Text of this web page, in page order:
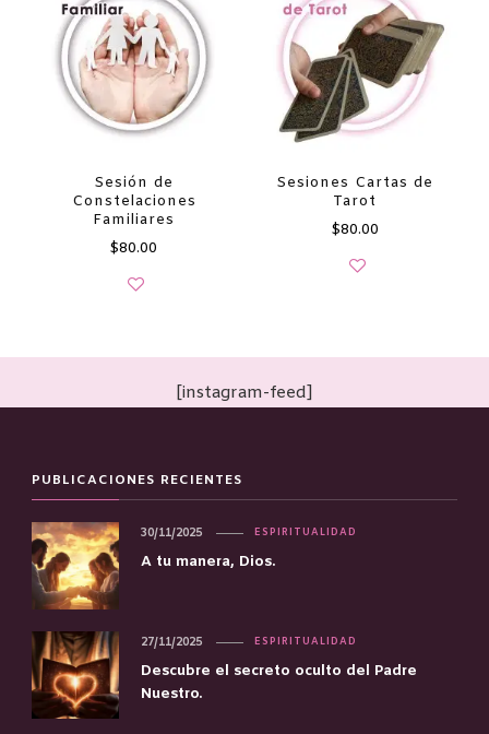
Sesión de
Constelaciones
Familiares
$80.00
Sesiones Cartas de
Tarot
$80.00
[instagram-feed]
PUBLICACIONES RECIENTES
ESPIRITUALIDAD
A tu manera, Dios.
30/11/2025
ESPIRITUALIDAD
Descubre el secreto oculto del Padre
Nuestro.
27/11/2025